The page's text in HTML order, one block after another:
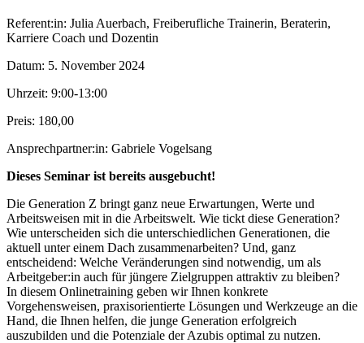
Referent:in: Julia Auerbach, Freiberufliche Trainerin, Beraterin,
Karriere Coach und Dozentin
Datum: 5. November 2024
Uhrzeit: 9:00-13:00
Preis: 180,00
Ansprechpartner:in: Gabriele Vogelsang
Dieses Seminar ist bereits ausgebucht!
Die Generation Z bringt ganz neue Erwartungen, Werte und
Arbeitsweisen mit in die Arbeitswelt. Wie tickt diese Generation?
Wie unterscheiden sich die unterschiedlichen Generationen, die
aktuell unter einem Dach zusammenarbeiten? Und, ganz
entscheidend: Welche Veränderungen sind notwendig, um als
Arbeitgeber:in auch für jüngere Zielgruppen attraktiv zu bleiben?
In diesem Onlinetraining geben wir Ihnen konkrete
Vorgehensweisen, praxisorientierte Lösungen und Werkzeuge an die
Hand, die Ihnen helfen, die junge Generation erfolgreich
auszubilden und die Potenziale der Azubis optimal zu nutzen.